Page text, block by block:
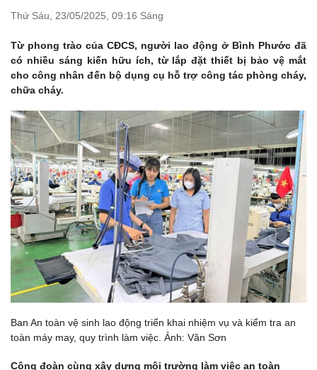
Thứ Sáu, 23/05/2025, 09:16 Sáng
Từ phong trào của CĐCS, người lao động ở Bình Phước đã
có nhiều sáng kiến hữu ích, từ lắp đặt thiết bị bảo vệ mắt
cho công nhân đến bộ dụng cụ hỗ trợ công tác phòng cháy,
chữa cháy.
Ban An toàn vệ sinh lao động triển khai nhiệm vụ và kiểm tra an
toàn máy may, quy trình làm việc. Ảnh: Văn Sơn
Công đoàn cùng xây dựng môi trường làm việc an toàn